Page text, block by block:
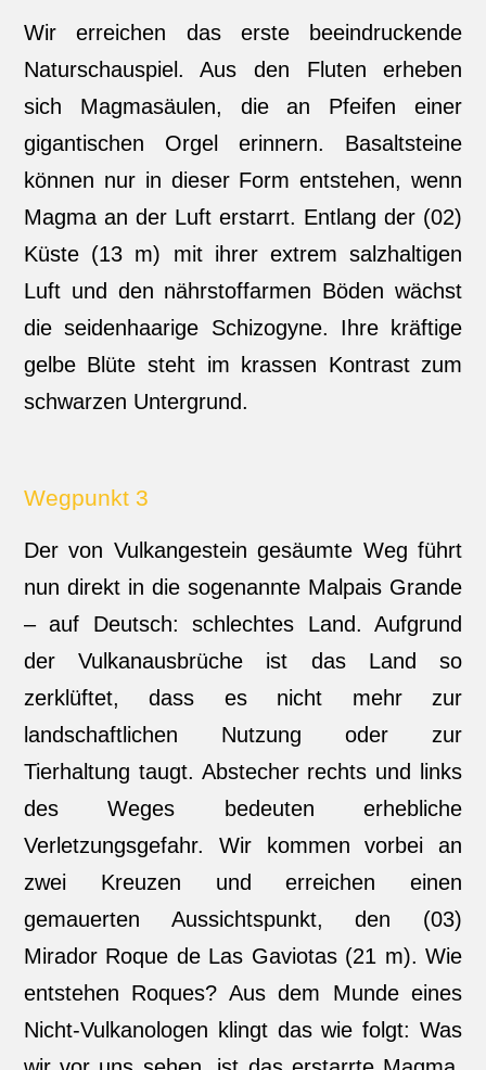
Wir erreichen das erste beeindruckende
Naturschauspiel. Aus den Fluten erheben
sich Magmasäulen, die an Pfeifen einer
gigantischen Orgel erinnern. Basaltsteine
können nur in dieser Form entstehen, wenn
Magma an der Luft erstarrt. Entlang der (02)
Küste (13 m) mit ihrer extrem salzhaltigen
Luft und den nährstoffarmen Böden wächst
die seidenhaarige Schizogyne. Ihre kräftige
gelbe Blüte steht im krassen Kontrast zum
schwarzen Untergrund.
Wegpunkt 3
Der von Vulkangestein gesäumte Weg führt
nun direkt in die sogenannte Malpais Grande
– auf Deutsch: schlechtes Land. Aufgrund
der Vulkanausbrüche ist das Land so
zerklüftet, dass es nicht mehr zur
landschaftlichen Nutzung oder zur
Tierhaltung taugt. Abstecher rechts und links
des Weges bedeuten erhebliche
Verletzungsgefahr. Wir kommen vorbei an
zwei Kreuzen und erreichen einen
gemauerten Aussichtspunkt, den (03)
Mirador Roque de Las Gaviotas (21 m). Wie
entstehen Roques? Aus dem Munde eines
Nicht-Vulkanologen klingt das wie folgt: Was